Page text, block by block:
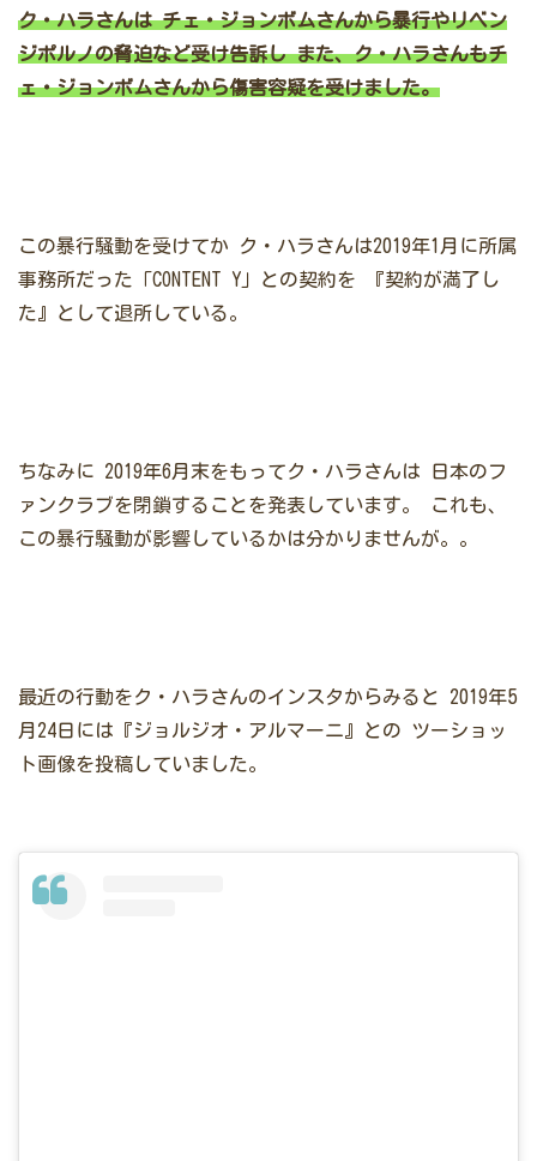
ク・ハラさんはチェ・ジョンボムさんから暴行やリベン
ジポルノの脅迫など受け告訴しまた、ク・ハラさんもチ
ェ・ジョンボムさんから傷害容疑を受けました。
この暴行騒動を受けてか ク・ハラさんは2019年1月に所属
事務所だった「CONTENT Y」との契約を 『契約が満了し
た』として退所している。
ちなみに 2019年6月末をもってク・ハラさんは 日本のフ
ァンクラブを閉鎖することを発表しています。
これも、
この暴行騒動が影響しているかは分かりませんが。。
最近の行動をク・ハラさんのインスタからみると
2019年5
月24日には『ジョルジオ・アルマーニ』との ツーショッ
ト画像を投稿していました。